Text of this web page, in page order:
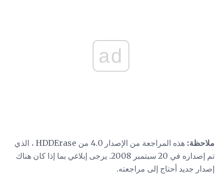
ad
ملاحظة:
هذه المراجعة من الإصدار 4.0 من HDDErase ، الذي
تم إصداره في 20 سبتمبر 2008. يرجى إبلاغي بما إذا كان هناك
إصدار جديد أحتاج إلى مراجعته.